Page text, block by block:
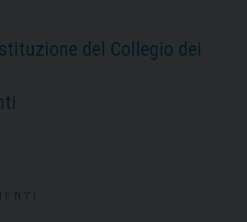
del Collegio dei